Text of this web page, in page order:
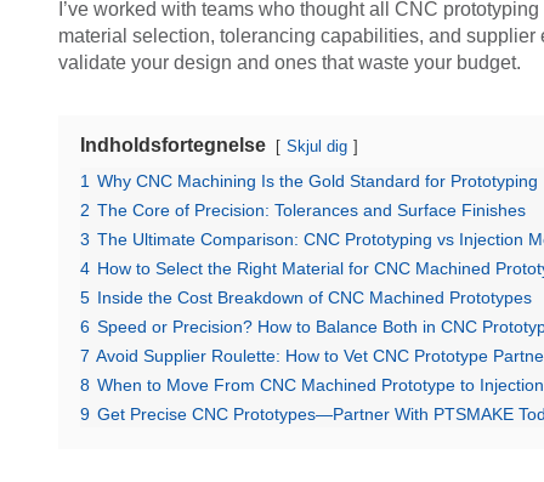
I’ve worked with teams who thought all CNC
material selection, tolerancing capabilities, and
validate your design and ones that waste your budget.
Indholdsfortegnelse Skjul dig
1 Why CNC Machining Is the Gold Standard for Prototyping
2 The Core of Precision: Tolerances and Surface Finishes
3 The Ultimate Comparison: CNC Prototyping vs Injection
4 How to Select the Right Material for CNC Machined
5 Inside the Cost Breakdown of CNC Machined Prototypes
6 Speed or Precision? How to Balance Both in CNC
7 Avoid Supplier Roulette: How to Vet CNC Prototype
8 When to Move From CNC Machined Prototype to
9 Get Precise CNC Prototypes—Partner With PTSMAKE